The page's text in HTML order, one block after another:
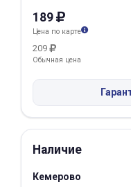
189
Цена по карте
209
Обычная цена
Наличие
Кемерово
Добавляйте
в корзину
Оплачивайте
25% картой
Получайте товар